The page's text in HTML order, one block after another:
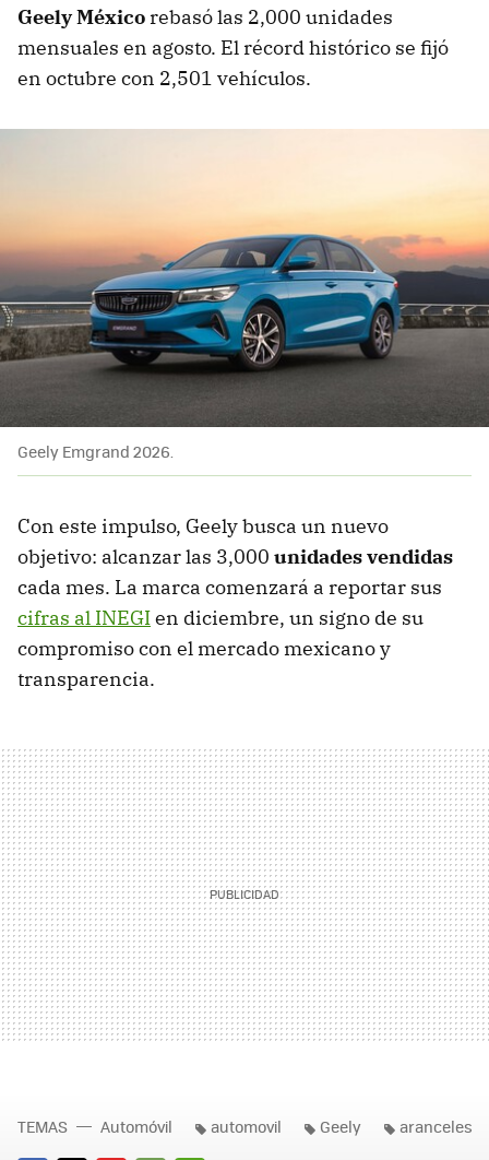
Geely México rebasó las 2,000 unidades
mensuales en agosto. El récord histórico se fijó
en octubre con 2,501 vehículos.
Geely Emgrand 2026.
Con este impulso, Geely busca un nuevo
objetivo: alcanzar las 3,000 unidades vendidas
cada mes. La marca comenzará a reportar sus
cifras al INEGIen diciembre, un signo de su
compromiso con el mercado mexicano y
transparencia.
TEMAS Automóvil automovil Geely aranceles